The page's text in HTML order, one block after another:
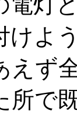
けよ
えず
所で